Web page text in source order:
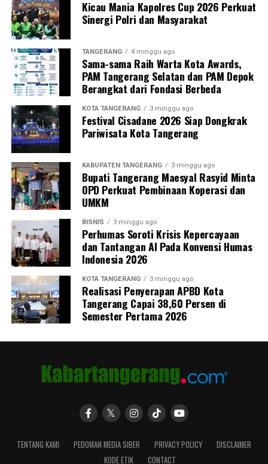
Kicau Mania Kapolres Cup 2026 Perkuat
Sinergi Polri dan Masyarakat
TANGERANG 4 minggu ago
Sama-sama Raih Warta Kota Awards,
PAM Tangerang Selatan dan PAM Depok
Berangkat dari Fondasi Berbeda
KOTA TANGERANG 3 minggu ago
Festival Cisadane 2026 Siap Dongkrak
Pariwisata Kota Tangerang
KABUPATEN TANGERANG 3 minggu ago
Bupati Tangerang Maesyal Rasyid Minta
OPD Perkuat Pembinaan Koperasi dan
UMKM
BISNIS 3 minggu ago
Perhumas Soroti Krisis Kepercayaan
dan Tantangan AI Pada Konvensi Humas
Indonesia 2026
KOTA TANGERANG 3 minggu ago
Realisasi Penyerapan APBD Kota
Tangerang Capai 38,60 Persen di
Semester Pertama 2026
TENTANG KAMI PEDOMAN MEDIA SIBER PRIVACY POLICY
DISCLAIMER
KODE ETIK
CONTACT